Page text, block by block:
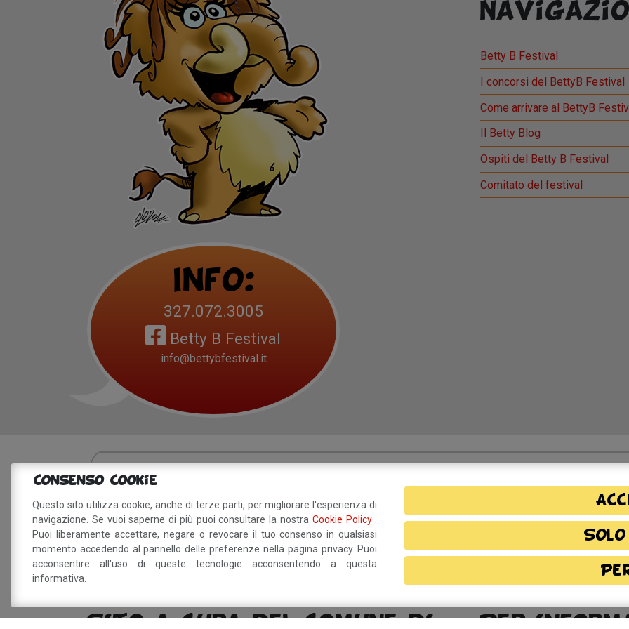
Info:
327.072.3005
Betty B Festival
info@bettybfestival.it
Betty B Festival
I concorsi del BettyB Festival
Come arrivare al BettyB
Il Betty Blog
Ospiti del Betty B Festival
Comitato del festival
Sei interessato?
Dichiaro di aver preso visione dellainformativa privacy
trattamento dei miei dati personali.
Sito a cura del Comune di Per
Consenso Cookie
Questo sito utilizza cookie, anche di terze parti, per migliorare l'esperienza di
navigazione. Se vuoi saperne di più puoi consultare la nostra Cookie Policy
Puoi liberamente accettare, negare o revocare il tuo consenso in qualsiasi
momento accedendo al pannello delle preferenze nella pagina privacy. Puoi
acconsentire all'uso di queste tecnologie acconsentendo a questa
informativa.